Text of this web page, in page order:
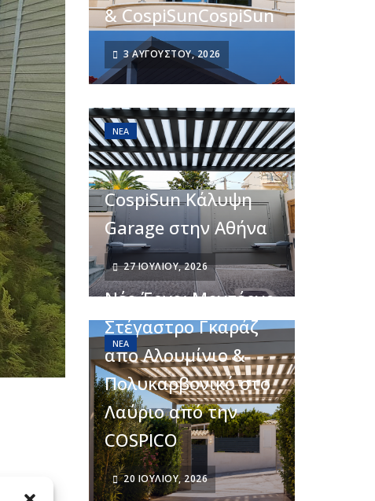
& CospiSunCospiSun
3 ΑΥΓΟΎΣΤΟΥ, 2026
CospiSun Κάλυψη
Garage στην Αθήνα
27 ΙΟΥΛΊΟΥ, 2026
ΝΈΑ
Νέο Έργο: Μοντέρνο
Στέγαστρο Γκαράζ
από Αλουμίνιο &
Πολυκαρβονικό στο
Λαύριο από την
COSPICO
20 ΙΟΥΛΊΟΥ, 2026
ΝΈΑ